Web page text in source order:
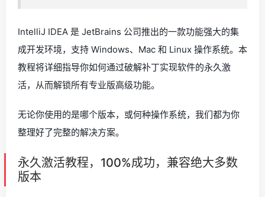
IntelliJ IDEA 是 JetBrains 公司推出的一款功能强大的集
成开发环境，支持 Windows、Mac 和 Linux 操作系统。本
教程将详细指导你如何通过破解补丁实现软件的永久激
活，从而解锁所有专业版高级功能。
无论你使用的是哪个版本，或何种操作系统，我们都为你
整理好了完整的解决方案。
永久激活教程，100%成功，兼容绝大多数
版本